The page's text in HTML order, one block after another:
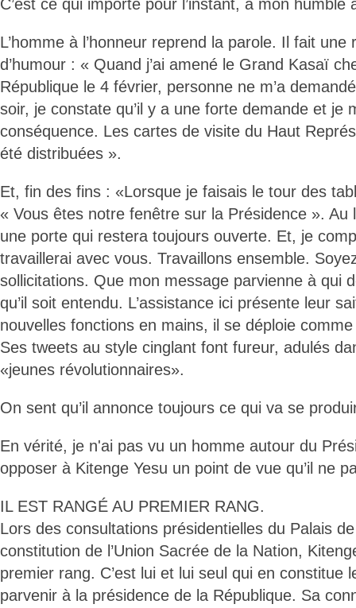
C’est ce qui importe pour l’instant, à mon humble
L’homme à l’honneur reprend la parole. Il fait
d’humour : « Quand j’ai amené le Grand Kasaï
République le 4 février, personne ne m’a
soir, je constate qu’il y a une forte demande et je
conséquence. Les cartes de visite du Haut
été distribuées ».
Et, fin des fins : «Lorsque je faisais le tour des
« Vous êtes notre fenêtre sur la Présidence ». Au
une porte qui restera toujours ouverte. Et, je
travaillerai avec vous. Travaillons ensemble.
sollicitations. Que mon message parvienne à qui
qu’il soit entendu. L’assistance ici présente leur
nouvelles fonctions en mains, il se déploie
Ses tweets au style cinglant font fureur, adulés
«jeunes révolutionnaires».
On sent qu’il annonce toujours ce qui va se
En vérité, je n'ai pas vu un homme autour du
opposer à Kitenge Yesu un point de vue qu’il ne
IL EST RANGÉ AU PREMIER RANG.
Lors des consultations présidentielles du Palais
constitution de l’Union Sacrée de la Nation,
premier rang. C’est lui et lui seul qui en constitue
parvenir à la présidence de la République. Sa